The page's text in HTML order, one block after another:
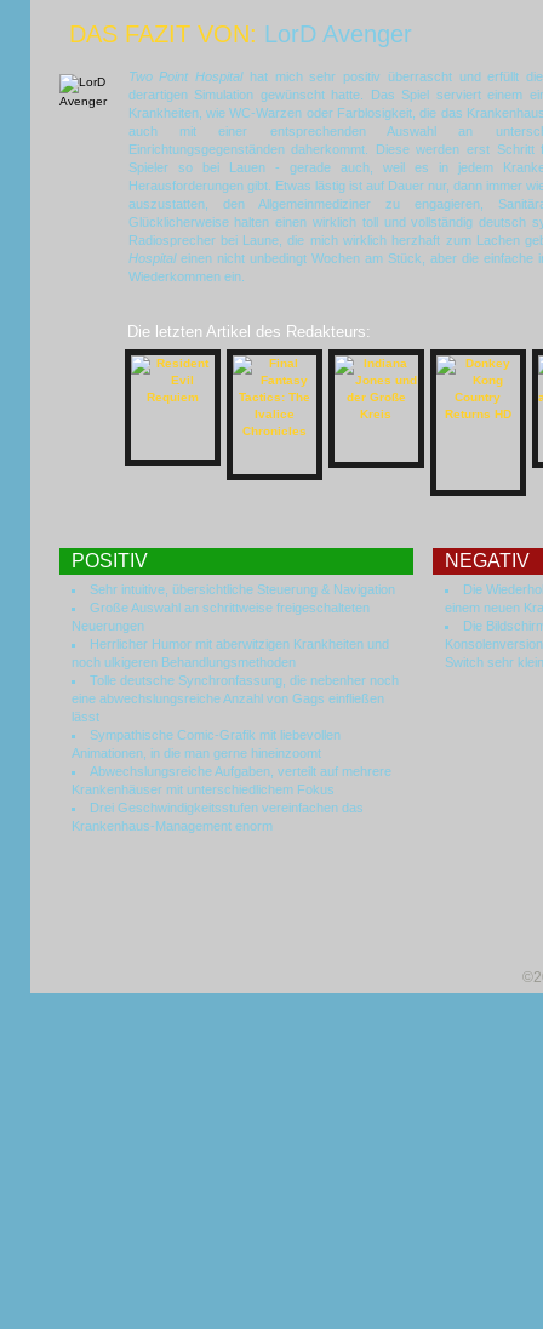
DAS FAZIT VON: LorD Avenger
Two Point Hospitalhat mich sehr positiv überrascht und erfüllt
derartigen Simulation gewünscht hatte. Das Spiel serviert einem
Krankheiten, wie WC-Warzen oder Farblosigkeit, die das
auch mit einer entsprechenden Auswahl an
Einrichtungsgegenständen daherkommt. Diese werden erst
Spieler so bei Lauen - gerade auch, weil es in jedem
Herausforderungen gibt. Etwas lästig ist auf Dauer nur, dann immer
auszustatten, den Allgemeinmediziner zu engagieren,
Glücklicherweise halten einen wirklich toll und vollständig deutsch
Radiosprecher bei Laune, die mich wirklich herzhaft zum Lachen
Hospitaleinen nicht unbedingt Wochen am Stück, aber die einfache
Wiederkommen ein.
Die letzten Artikel des Redakteurs:
POSITIV NEGATIV
Sehr intuitive, übersichtliche Steuerung & Navigation
Große Auswahl an schrittweise freigeschalteten
Neuerungen
Herrlicher Humor mit aberwitzigen Krankheiten und
noch ulkigeren Behandlungsmethoden
Tolle deutsche Synchronfassung, die nebenher noch
eine abwechslungsreiche Anzahl von Gags einfließen
lässt
Sympathische Comic-Grafik mit liebevollen
Animationen, in die man gerne hineinzoomt
Abwechslungsreiche Aufgaben, verteilt auf mehrere
Krankenhäuser mit unterschiedlichem Fokus
Drei Geschwindigkeitsstufen vereinfachen das
Krankenhaus-Management enorm
Die
einem neuen
Die
Switch sehr